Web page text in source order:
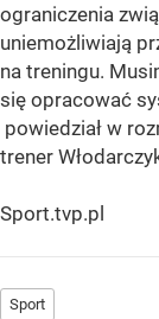
ograniczenia
uniemożliwiają
na treningu.
się opracować
powiedział w
trener
Sport.tvp.pl
Sport